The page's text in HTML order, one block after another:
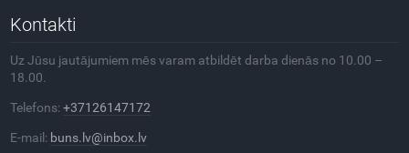
Kontakti
Uz Jūsu jautājumiem mēs varam atbildēt darba dienās no 10.00 –
18.00.
Telefons:+37126147172
E-mail: buns.lv@inbox.lv